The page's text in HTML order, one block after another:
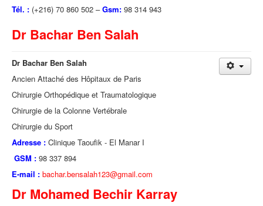
Tél. : (+216) 70 860 502 –Gsm: 98 314 943
Dr Bachar Ben Salah
Dr Bachar Ben Salah
Ancien Attaché des Hôpitaux de Paris
Chirurgie Orthopédique et Traumatologique
Chirurgie de la Colonne Vertébrale
Chirurgie du Sport
Adresse : Clinique Taoufik - El Manar I
GSM : 98 337 894
E-mail : bachar.bensalah123@gmail.com
Dr Mohamed Bechir Karray